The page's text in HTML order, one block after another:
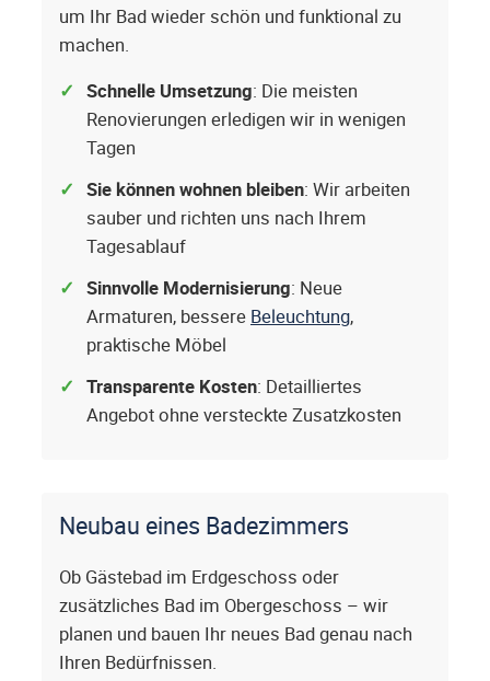
um Ihr Bad wieder schön und funktional zu
machen.
Schnelle Umsetzung: Die meisten
Renovierungen erledigen wir in wenigen
Tagen
Sie können wohnen bleiben: Wir arbeiten
sauber und richten uns nach Ihrem
Tagesablauf
Sinnvolle Modernisierung: Neue
Armaturen, bessere Beleuchtung,
praktische Möbel
Transparente Kosten: Detailliertes
Angebot ohne versteckte Zusatzkosten
Neubau eines Badezimmers
Ob Gästebad im Erdgeschoss oder
zusätzliches Bad im Obergeschoss – wir
planen und bauen Ihr neues Bad genau nach
Ihren Bedürfnissen.